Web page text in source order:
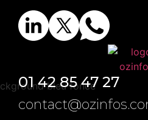
01 42 85 47 27